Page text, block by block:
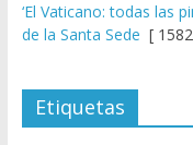
‘El Vaticano: todas las
de la Santa Sede [
Etiquetas